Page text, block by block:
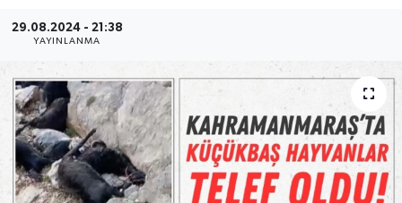
29.08.2024 - 21:38
YAYINLANMA
SAĞLIK
EĞİTİM
İLÇE HABERLERİ
KÜLTÜR-SANAT
Son Dakika Haberleri
Haber Arşivi